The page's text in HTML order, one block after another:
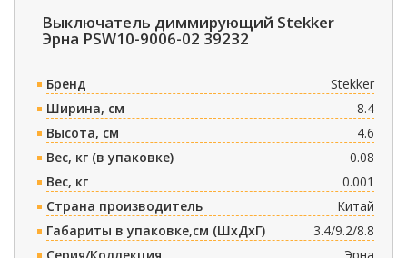
Выключатель диммирующий Stekker
Эрна PSW10-9006-02 39232
Бренд
Stekker
Ширина, см
8.4
Высота, см
4.6
Вес, кг (в упаковке)
0.08
Вес, кг
0.001
Страна производитель
Китай
Габариты в упаковке,см (ШxДxГ)
3.4/9.2/8.8